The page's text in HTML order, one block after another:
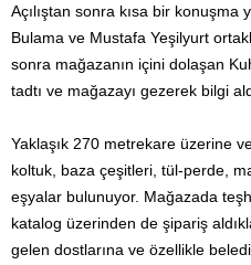
Açılıştan sonra kısa bir konuşma
Bulama ve Mustafa Yeşilyurt
sonra mağazanın içini dolaşan
tadtı ve mağazayı gezerek bilgi
Yaklaşık 270 metrekare üzerine
koltuk, baza çeşitleri, tül-perde,
eşyalar bulunuyor. Mağazada
katalog üzerinden de şipariş
gelen dostlarına ve özellikle